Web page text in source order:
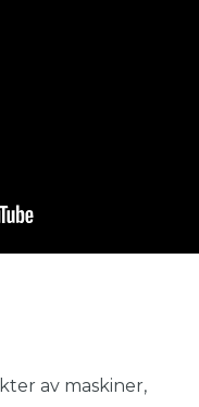
av maskiner,